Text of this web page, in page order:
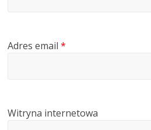
Adres email*
Witryna internetowa